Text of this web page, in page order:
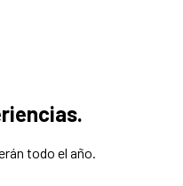
todo el año.